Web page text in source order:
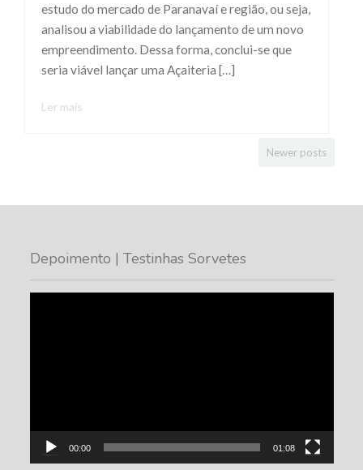
estudo do mercado de Paranavaí e região, ou seja,
analisou a viabilidade do lançamento de um novo
empreendimento. Dessa forma, conclui-se que
seria viável lançar uma Açaiteria […]
Ler mais
Newer posts
Depoimento | Testinhas Sorvetes
00:00 01:08